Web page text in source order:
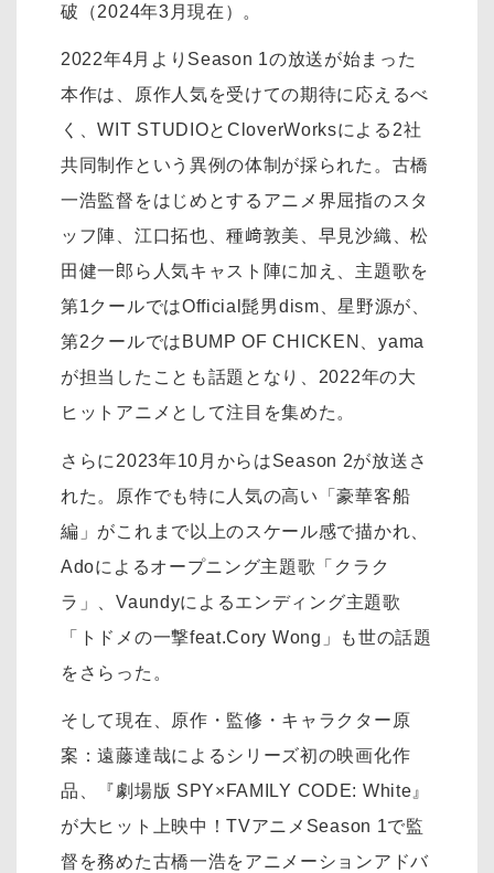
破（2024年3月現在）。
2022年4月よりSeason 1の放送が始まった
本作は、原作人気を受けての期待に応えるべ
く、WIT STUDIOとCloverWorksによる2社
共同制作という異例の体制が採られた。古橋
一浩監督をはじめとするアニメ界屈指のスタ
ッフ陣、江口拓也、種﨑敦美、早見沙織、松
田健一郎ら人気キャスト陣に加え、主題歌を
第1クールではOfficial髭男dism、星野源が、
第2クールではBUMP OF CHICKEN、yama
が担当したことも話題となり、2022年の大
ヒットアニメとして注目を集めた。
さらに2023年10月からはSeason 2が放送さ
れた。原作でも特に人気の高い「豪華客船
編」がこれまで以上のスケール感で描かれ、
Adoによるオープニング主題歌「クラク
ラ」、Vaundyによるエンディング主題歌
「トドメの一撃feat.Cory Wong」も世の話題
をさらった。
そして現在、原作・監修・キャラクター原
案：遠藤達哉によるシリーズ初の映画化作
品、『劇場版 SPY×FAMILY CODE: White』
が大ヒット上映中！TVアニメSeason 1で監
督を務めた古橋一浩をアニメーションアドバ